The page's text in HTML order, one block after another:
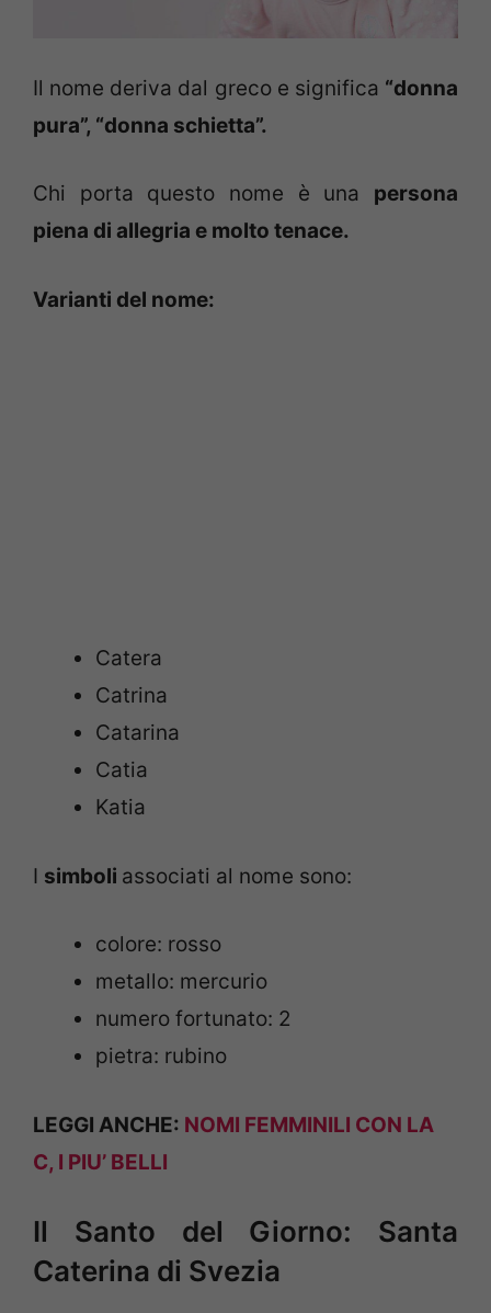
Il nome deriva dal greco e significa “donna
pura”, “donna schietta”.
Chi porta questo nome è una persona
piena di allegria e molto tenace.
Varianti del nome:
Catera
Catrina
Catarina
Catia
Katia
I simboli associati al nome sono:
colore: rosso
metallo: mercurio
numero fortunato: 2
pietra: rubino
LEGGI ANCHE: NOMI FEMMINILI CON LA
C, I PIU’ BELLI
Il Santo del Giorno: Santa
Caterina di Svezia